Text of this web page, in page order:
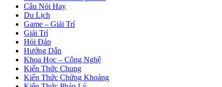
Câu Nói Hay
Du Lịch
Game – Giải Trí
Giải Trí
Hỏi Đáp
Hướng Dẫn
Khoa Học – Công Nghệ
Kiến Thức Chung
Kiến Thức Chứng Khoáng